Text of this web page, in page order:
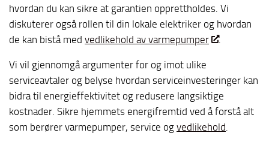
hvordan du kan sikre at garantien opprettholdes. Vi
diskuterer også rollen til din lokale elektriker og hvordan
de kan bistå med vedlikehold av varmepumper .
Vi vil gjennomgå argumenter for og imot ulike
serviceavtaler og belyse hvordan serviceinvesteringer kan
bidra til energieffektivitet og redusere langsiktige
kostnader. Sikre hjemmets energifremtid ved å forstå alt
som berører varmepumper, service og vedlikehold.